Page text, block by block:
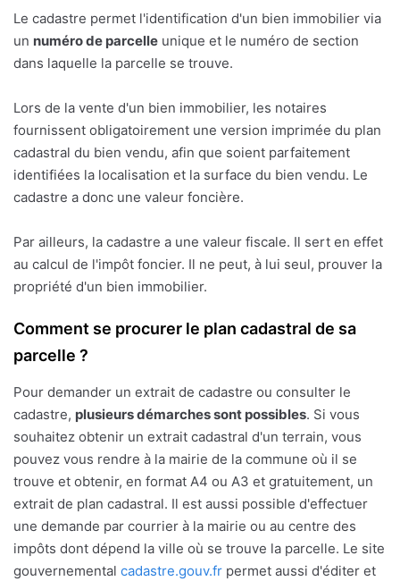
Le cadastre permet l'identification d'un bien immobilier via
un numéro de parcelle unique et le numéro de section
dans laquelle la parcelle se trouve.
Lors de la vente d'un bien immobilier, les notaires
fournissent obligatoirement une version imprimée du plan
cadastral du bien vendu, afin que soient parfaitement
identifiées la localisation et la surface du bien vendu. Le
cadastre a donc une valeur foncière.
Par ailleurs, la cadastre a une valeur fiscale. Il sert en effet
au calcul de l'impôt foncier. Il ne peut, à lui seul, prouver la
propriété d'un bien immobilier.
Comment se procurer le plan cadastral de sa
parcelle ?
Pour demander un extrait de cadastre ou consulter le
cadastre, plusieurs démarches sont possibles. Si vous
souhaitez obtenir un extrait cadastral d'un terrain, vous
pouvez vous rendre à la mairie de la commune où il se
trouve et obtenir, en format A4 ou A3 et gratuitement, un
extrait de plan cadastral. Il est aussi possible d'effectuer
une demande par courrier à la mairie ou au centre des
impôts dont dépend la ville où se trouve la parcelle. Le site
gouvernemental cadastre.gouv.fr permet aussi d'éditer et